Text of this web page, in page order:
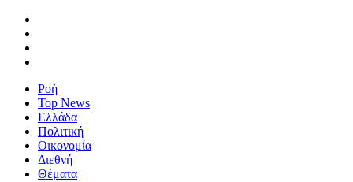
Ροή
Top News
Ελλάδα
Πολιτική
Οικονομία
Διεθνή
Θέματα